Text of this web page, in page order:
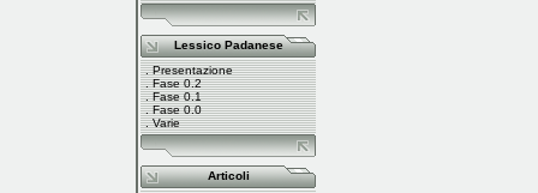
Lessico Padanese
.Presentazione
.Fase 0.2
.Fase 0.1
.Fase 0.0
.Varie
Articoli